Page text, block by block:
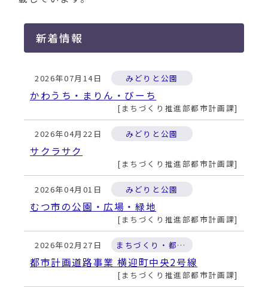
新着情報
2026年07月14日 みどりと公園
かわうち・まりん・びーち
まちづくり推進部都市計画課
2026年04月22日 みどりと公園
サクラサク
まちづくり推進部都市計画課
2026年04月01日 みどりと公園
むつ市の公園・広場・緑地
まちづくり推進部都市計画課
2026年02月27日 まちづくり・都市計画に関する各種制度・事業
都市計画道路事業 横迎町中央2号線
まちづくり推進部都市計画課